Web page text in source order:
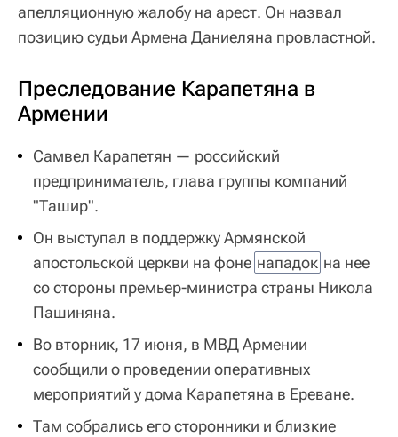
апелляционную жалобу на арест. Он назвал
позицию судьи Армена Даниеляна провластной.
Преследование Карапетяна в
Армении
Самвел Карапетян — российский
предприниматель, глава группы компаний
"Ташир".
Он выступал в поддержку Армянской
апостольской церкви на фоне нападок на нее
со стороны премьер-министра страны Никола
Пашиняна.
Во вторник, 17 июня, в МВД Армении
сообщили о проведении оперативных
мероприятий у дома Карапетяна в Ереване.
Там собрались его сторонники и близкие